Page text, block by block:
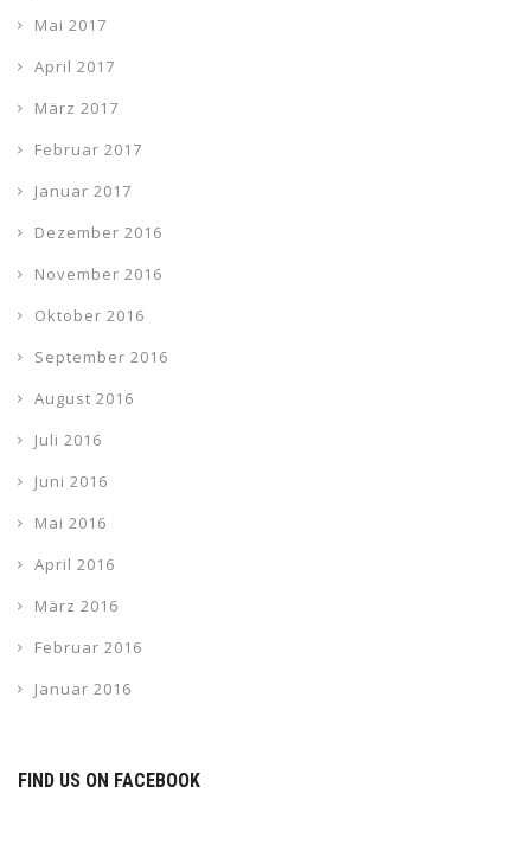
Mai 2017
April 2017
März 2017
Februar 2017
Januar 2017
Dezember 2016
November 2016
Oktober 2016
September 2016
August 2016
Juli 2016
Juni 2016
Mai 2016
April 2016
März 2016
Februar 2016
Januar 2016
FIND US ON FACEBOOK